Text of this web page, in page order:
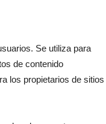
Se utiliza para
de contenido
los propietarios de sitios